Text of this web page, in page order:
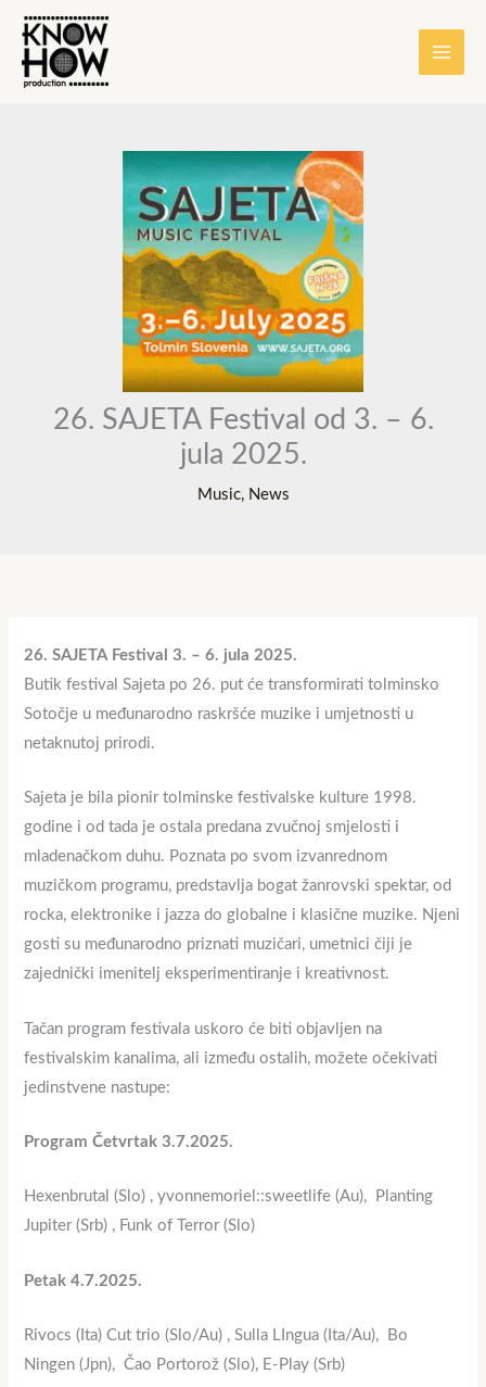
content
Skip
content
26. SAJETA Festival od 3. – 6.
jula 2025.
Music, News
26. SAJETA Festival 3. – 6. jula 2025.
Butik festival Sajeta po 26. put će transformirati tolminsko
Sotočje u međunarodno raskršće muzike i umjetnosti u
netaknutoj prirodi.
Sajeta je bila pionir tolminske festivalske kulture 1998.
godine i od tada je ostala predana zvučnoj smjelosti i
mladenačkom duhu. Poznata po svom izvanrednom
muzičkom programu, predstavlja bogat žanrovski spektar, od
rocka, elektronike i jazza do globalne i klasične muzike. Njeni
gosti su međunarodno priznati muzičari, umetnici čiji je
zajednički imenitelj eksperimentiranje i kreativnost.
Tačan program festivala uskoro će biti objavljen na
festivalskim kanalima, ali između ostalih, možete očekivati ​​
jedinstvene nastupe:
Program Četvrtak 3.7.2025.
Hexenbrutal (Slo) , yvonnemoriel::sweetlife (Au), Planting
Jupiter (Srb) , Funk of Terror (Slo)
Petak 4.7.2025.
Rivocs (Ita) Cut trio (Slo/Au) , Sulla LIngua (Ita/Au), Bo
Ningen (Jpn), Čao Portorož (Slo), E-Play (Srb)